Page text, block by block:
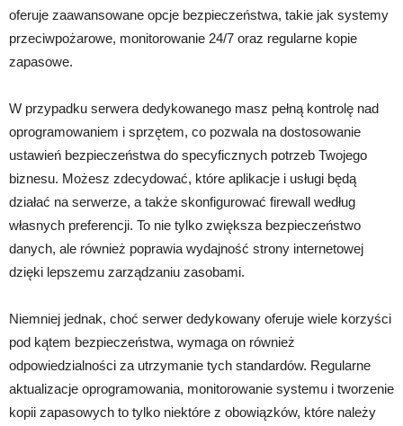
oferuje zaawansowane opcje bezpieczeństwa, takie jak systemy
przeciwpożarowe, monitorowanie 24/7 oraz regularne kopie
zapasowe.
W przypadku serwera dedykowanego masz pełną kontrolę nad
oprogramowaniem i sprzętem, co pozwala na dostosowanie
ustawień bezpieczeństwa do specyficznych potrzeb Twojego
biznesu. Możesz zdecydować, które aplikacje i usługi będą
działać na serwerze, a także skonfigurować firewall według
własnych preferencji. To nie tylko zwiększa bezpieczeństwo
danych, ale również poprawia wydajność strony internetowej
dzięki lepszemu zarządzaniu zasobami.
Niemniej jednak, choć serwer dedykowany oferuje wiele korzyści
pod kątem bezpieczeństwa, wymaga on również
odpowiedzialności za utrzymanie tych standardów. Regularne
aktualizacje oprogramowania, monitorowanie systemu i tworzenie
kopii zapasowych to tylko niektóre z obowiązków, które należy